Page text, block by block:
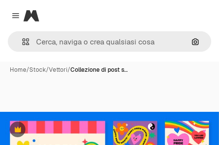
Close menu
Magnific
Cerca
Home/Stock/Vettori/Collezione di post s…
Premium